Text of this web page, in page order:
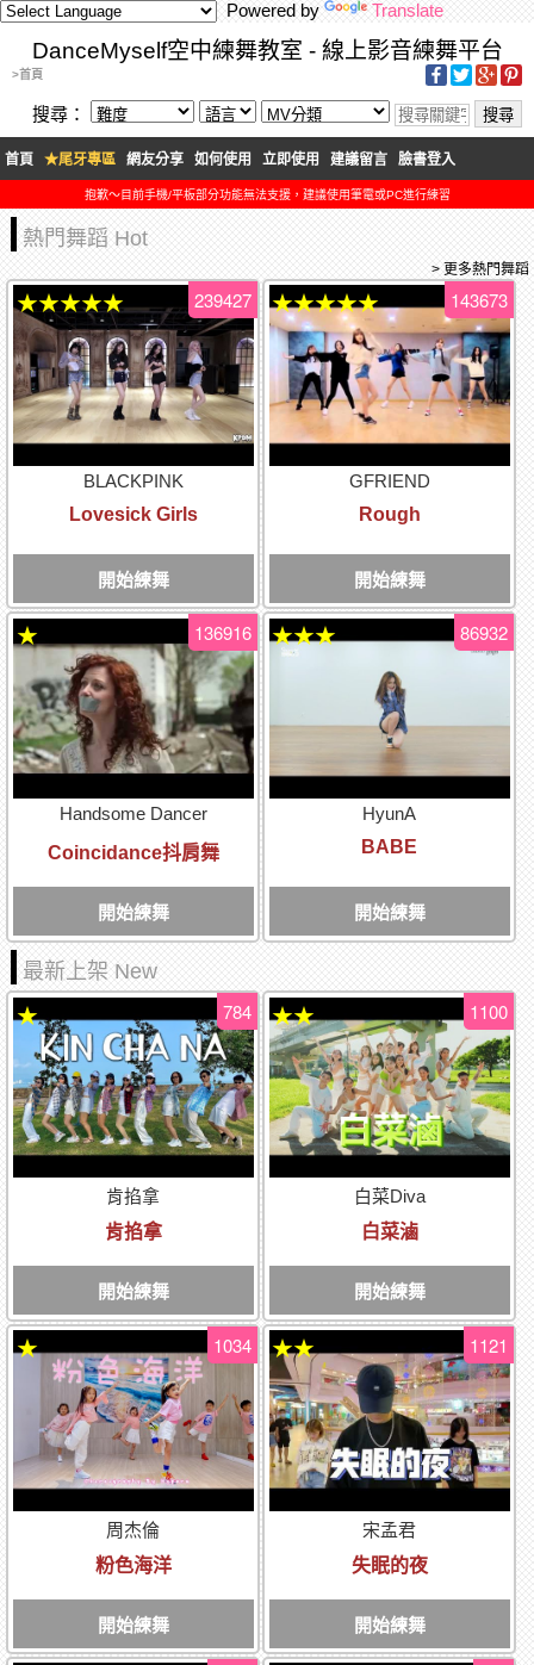
Powered by Translate
DanceMyself空中練舞教室 - 線上影音練舞平台
>首頁
搜尋：
首頁 ★尾牙專區 網友分享 如何使用 立即使用 建議留言 臉書登入
抱歉～目前手機/平板部分功能無法支援，建議使用筆電或PC進行練習
熱門舞蹈 Hot
> 更多熱門舞蹈
BLACKPINK
Lovesick Girls
開始練舞
239427
★★★★★
GFRIEND
Rough
開始練舞
143673
★★★★★
Handsome Dancer
Coincidance抖肩舞
開始練舞
136916
★
HyunA
BABE
開始練舞
86932
★★★
最新上架 New
肯掐拿
肯掐拿
開始練舞
784
★
白菜Diva
白菜滷
開始練舞
1100
★★
周杰倫
粉色海洋
開始練舞
1034
★
宋孟君
失眠的夜
開始練舞
1121
★★